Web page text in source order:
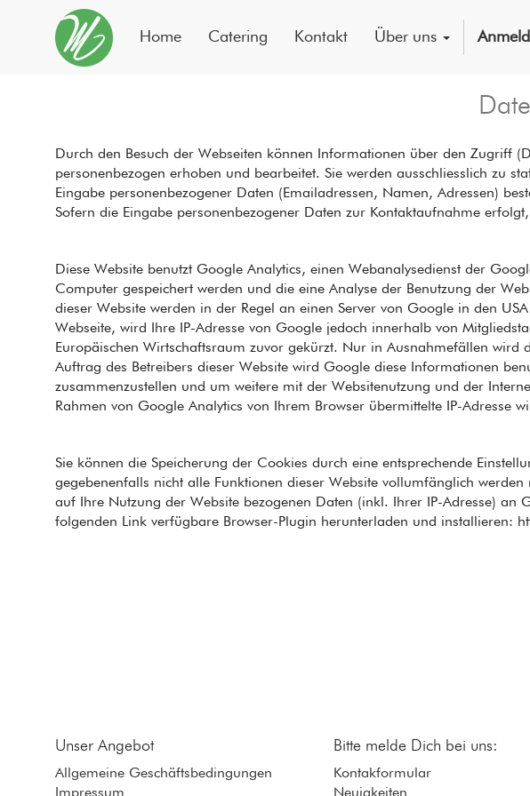
Home Catering Kontakt Über uns
Durch den Besuch der Webseiten können Informationen über den Zugriff
personenbezogen erhoben und bearbeitet. Sie werden ausschliesslich zu
Eingabe personenbezogener Daten (Emailadressen, Namen, Adressen)
Sofern die Eingabe personenbezogener Daten zur Kontaktaufnahme
Diese Website benutzt Google Analytics, einen Webanalysedienst der
Computer gespeichert werden und die eine Analyse der Benutzung der
dieser Website werden in der Regel an einen Server von Google in den
Webseite, wird Ihre IP-Adresse von Google jedoch innerhalb von
Europäischen Wirtschaftsraum zuvor gekürzt. Nur in Ausnahmefällen
Auftrag des Betreibers dieser Website wird Google diese Informationen
zusammenzustellen und um weitere mit der Websitenutzung und der
Rahmen von Google Analytics von Ihrem Browser übermittelte IP-Adresse
Sie können die Speicherung der Cookies durch eine entsprechende
gegebenenfalls nicht alle Funktionen dieser Website vollumfänglich
auf Ihre Nutzung der Website bezogenen Daten (inkl. Ihrer IP-Adresse)
folgenden Link verfügbare Browser-Plugin herunterladen und installieren:
Unser Angebot
Allgemeine Geschäftsbedingungen
Bitte melde Dich bei uns:
Kontakformular